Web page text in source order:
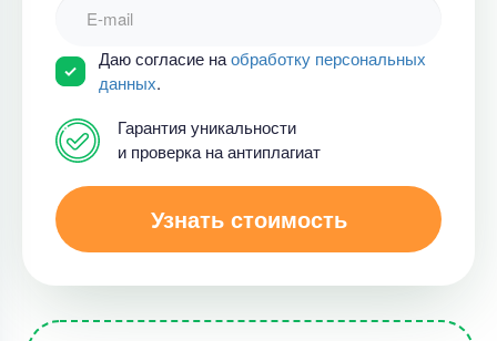
Даю согласие наобработку персональных
данных.
Гарантия уникальности
и проверка на антиплагиат
Узнать стоимость